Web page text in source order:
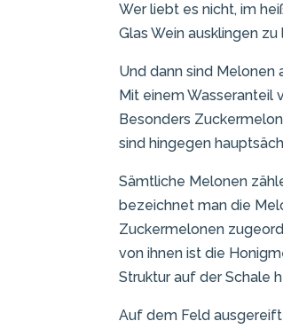
Wer liebt es nicht, im
Glas Wein ausklingen zu
Und dann sind Melonen
Mit einem Wasseranteil
Besonders
sind hingegen
Sämtliche Melonen
bezeichnet man die
Zuckermelonen
von ihnen ist die
Struktur auf der Schale
Auf dem Feld